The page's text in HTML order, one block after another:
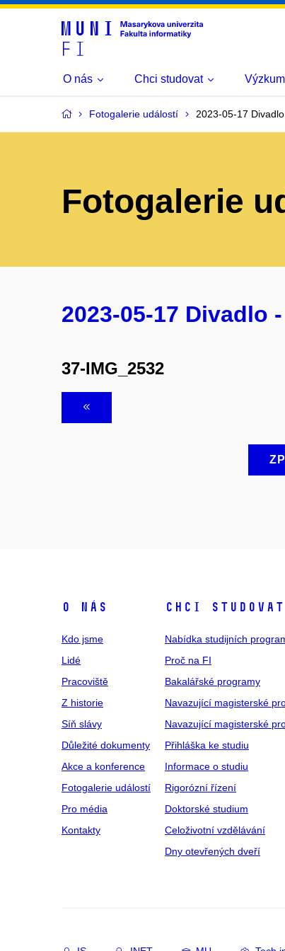
O nás Chci studovat Výzkum
Fotogalerie událostí 2023-05-17
Fotogalerie
2023-05-17 Divadlo
37-IMG_2532
O NÁS
Kdo jsme
Lidé
Pracoviště
Z historie
Síň slávy
Důležité dokumenty
Akce a konference
Fotogalerie událostí
Pro média
Kontakty
CHCI STUDOVAT
Nabídka studijních
Proč na FI
Bakalářské programy
Navazující magisterské
Navazující magisterské
Přihláška ke studiu
Informace o studiu
Rigorózní řízení
Doktorské studium
Celoživotní vzdělávání
Dny otevřených dveří